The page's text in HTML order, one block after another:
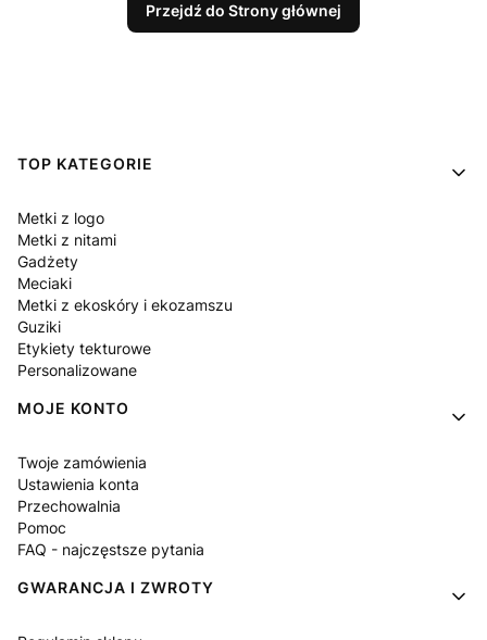
Przejdź do Strony głównej
Linki w stopce
TOP KATEGORIE
Metki z logo
Metki z nitami
Gadżety
Meciaki
Metki z ekoskóry i ekozamszu
Guziki
Etykiety tekturowe
Personalizowane
MOJE KONTO
Twoje zamówienia
Ustawienia konta
Przechowalnia
Pomoc
FAQ - najczęstsze pytania
GWARANCJA I ZWROTY